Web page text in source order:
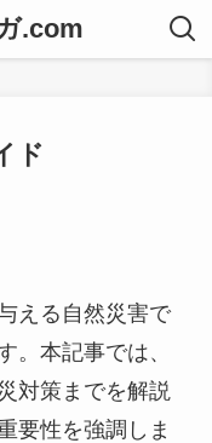
.com
ド
える自然災害で
。本記事では、
対策までを解説
要性を強調しま